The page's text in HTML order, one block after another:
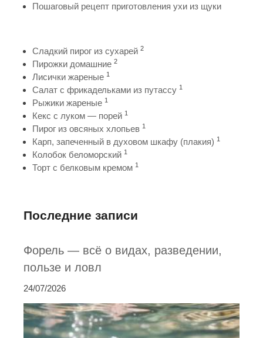
Пошаговый рецепт приготовления ухи из щуки
Сладкий пирог из сухарей 2
Пирожки домашние 2
Лисички жареные 1
Салат с фрикадельками из путассу 1
Рыжики жареные 1
Кекс с луком — порей 1
Пирог из овсяных хлопьев 1
Карп, запеченный в духовом шкафу (плакия) 1
Колобок беломорский 1
Торт с белковым кремом 1
Последние записи
Форель — всё о видах, разведении,
пользе и ловл
24/07/2026